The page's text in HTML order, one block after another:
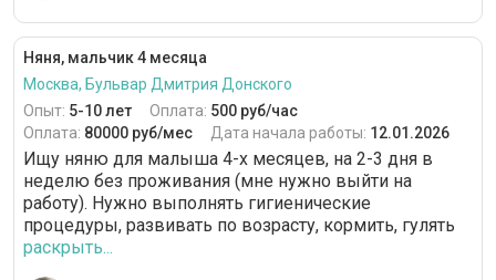
Няня, мальчик 4 месяца
Москва, Бульвар Дмитрия Донского
Опыт: 5-10 лет Оплата: 500 руб/час
Оплата: 80000 руб/мес Дата начала работы: 12.01.2026
Ищу няню для малыша 4-х месяцев, на 2-3 дня в
неделю без проживания (мне нужно выйти на
работу). Нужно выполнять гигиенические
процедуры, развивать по возрасту, кормить, гулять
раскрыть...